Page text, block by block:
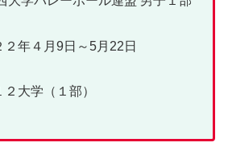
２年４月9日～5月22日
大学（１部）